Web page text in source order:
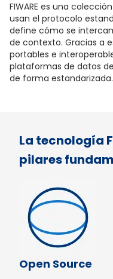
FIWARE es una
usan el protocolo
define cómo se
de contexto. Gracias a
portables e
plataformas de datos
de forma estandarizada.
La tecnología
pilares
Open Source